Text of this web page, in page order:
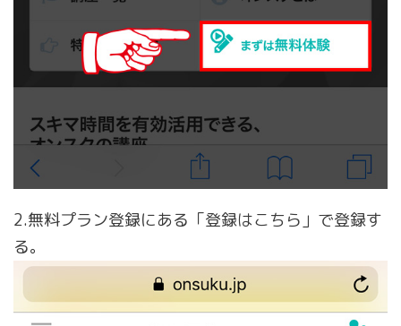
2.無料プラン登録にある「登録はこちら」で登録す
る。